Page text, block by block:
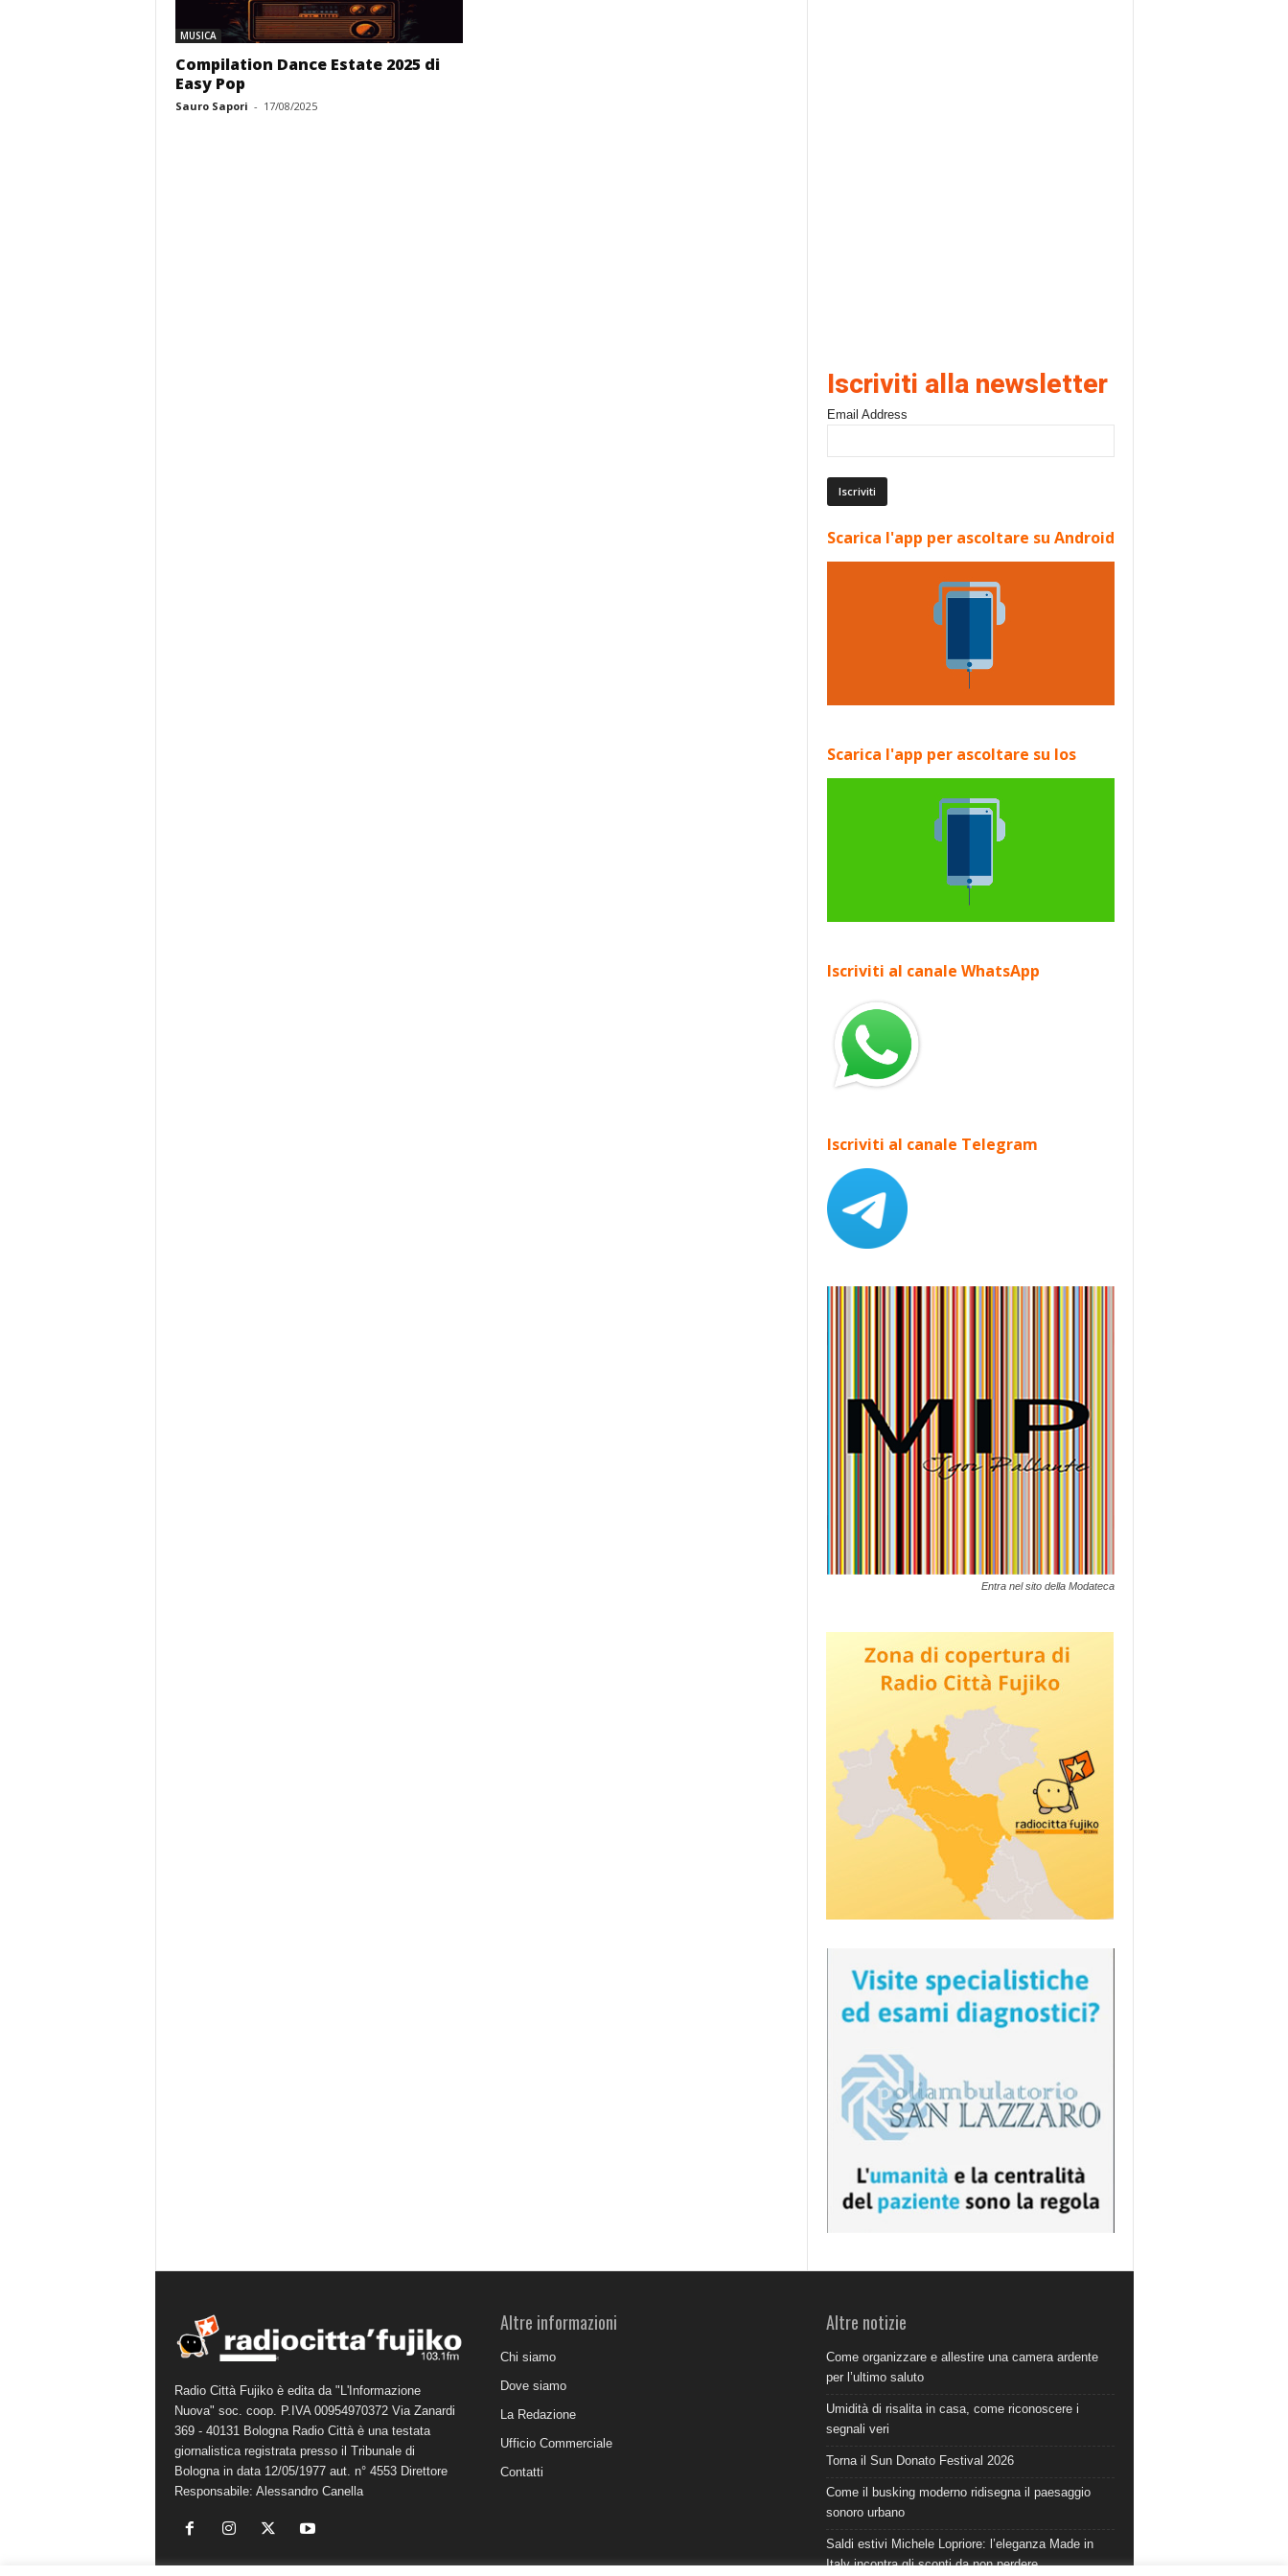
MUSICA
Compilation Dance Estate 2025 di
Easy Pop
Sauro Sapori - 17/08/2025
Iscriviti alla newsletter
Email Address
Scarica l'app per ascoltare su Android
Scarica l'app per ascoltare su Ios
Iscriviti al canale WhatsApp
Iscriviti al canale Telegram
Entra nel sito della Modateca
Radio Città Fujiko è edita da "L'Informazione
Nuova" soc. coop. P.IVA 00954970372 Via Zanardi
369 - 40131 Bologna Radio Città è una testata
giornalistica registrata presso il Tribunale di
Bologna in data 12/05/1977 aut. n° 4553 Direttore
Responsabile: Alessandro Canella
Altre informazioni
Chi siamo
Dove siamo
La Redazione
Ufficio Commerciale
Contatti
Altre notizie
Come organizzare e allestire una camera ardente
per l’ultimo saluto
Umidità di risalita in casa, come riconoscere i
segnali veri
Torna il Sun Donato Festival 2026
Come il busking moderno ridisegna il paesaggio
sonoro urbano
Saldi estivi Michele Lopriore: l’eleganza Made in
Italy incontra gli sconti da non perdere